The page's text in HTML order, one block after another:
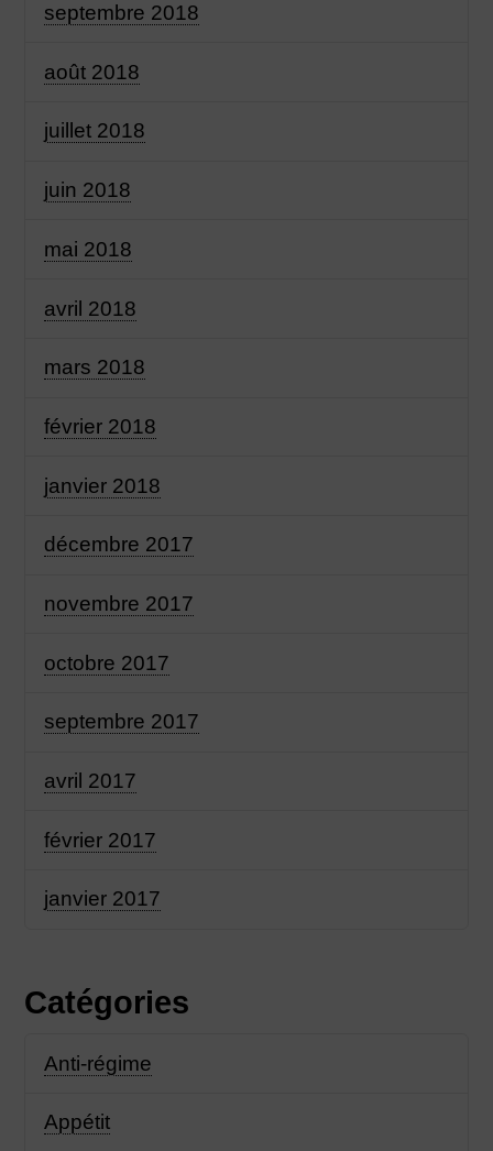
septembre 2018
août 2018
juillet 2018
juin 2018
mai 2018
avril 2018
mars 2018
février 2018
janvier 2018
décembre 2017
novembre 2017
octobre 2017
septembre 2017
avril 2017
février 2017
janvier 2017
Catégories
Anti-régime
Appétit